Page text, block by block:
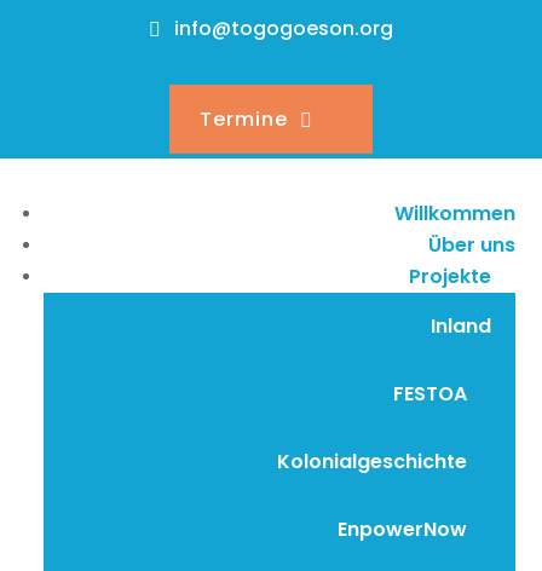
info@togogoeson.org
Termine
Willkommen
Über uns
Projekte
Inland
FESTOA
Kolonialgeschichte
EnpowerNow